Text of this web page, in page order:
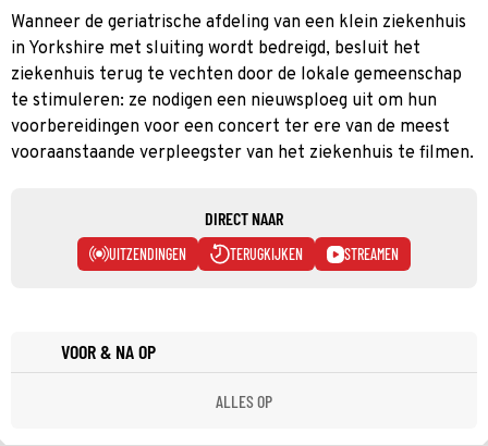
Wanneer de geriatrische afdeling van een klein ziekenhuis
in Yorkshire met sluiting wordt bedreigd, besluit het
ziekenhuis terug te vechten door de lokale gemeenschap
te stimuleren: ze nodigen een nieuwsploeg uit om hun
voorbereidingen voor een concert ter ere van de meest
vooraanstaande verpleegster van het ziekenhuis te filmen.
DIRECT NAAR
UITZENDINGEN TERUGKIJKEN STREAMEN
VOOR & NA OP
ALLES OP